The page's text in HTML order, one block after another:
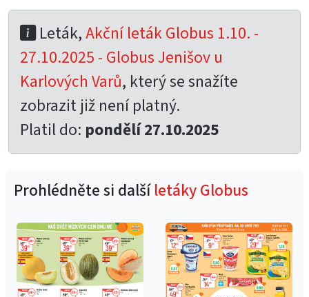
Leták,Akční leták Globus 1.10. -
27.10.2025 - Globus Jenišov u
Karlových Varů, který se snažíte
zobrazit již není platný.
Platil do: pondělí 27.10.2025
Prohlédněte si dalšíletáky Globus